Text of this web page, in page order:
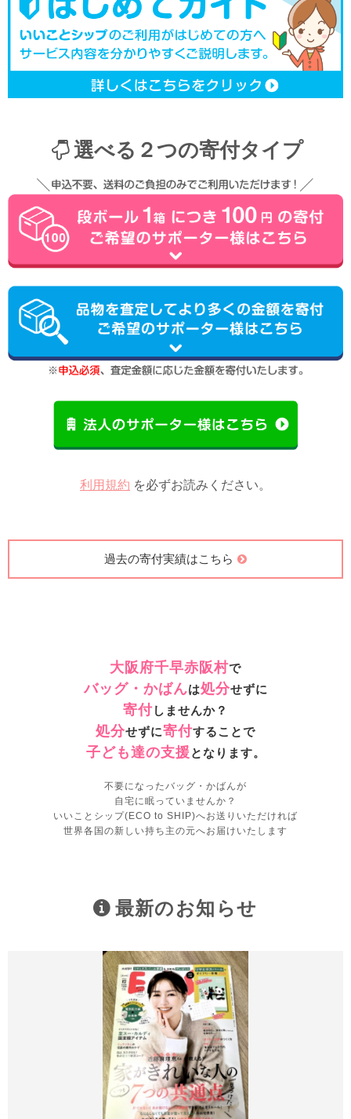
選べる２つの寄付タイプ
利用規約 を必ずお読みください。
過去の寄付実績はこちら
大阪府千早赤阪村で
バッグ・かばんは処分せずに
寄付しませんか？
処分せずに寄付することで
子ども達の支援 となります。
不要になったバッグ・かばんが
自宅に眠っていませんか？
いいことシップ(ECO to SHIP)へお送りいただければ
世界各国の新しい持ち主の元へお届けいたします
最新のお知らせ